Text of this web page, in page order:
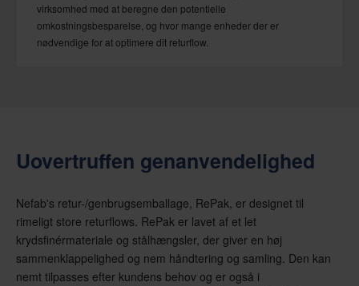
virksomhed med at beregne den potentielle
omkostningsbesparelse, og hvor mange enheder der er
nødvendige for at optimere dit returflow.
Uovertruffen genanvendelighed
Nefab's retur-/genbrugsemballage, RePak, er designet til
rimeligt store returflows. RePak er lavet af et let
krydsfinérmateriale og stålhængsler, der giver en høj
sammenklappelighed og nem håndtering og samling. Den kan
nemt tilpasses efter kundens behov og er også i